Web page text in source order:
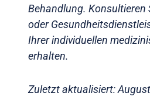
Behandlung. Konsultieren
oder
Ihrer individuellen
erhalten.
Zuletzt aktualisiert: